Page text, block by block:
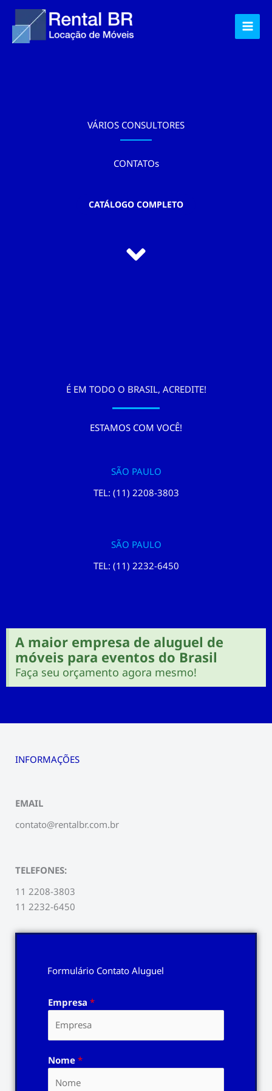
para
VÁRIOS CONSULTORES
CONTATOs
CATÁLOGO COMPLETO
É EM TODO O BRASIL, ACREDITE!
ESTAMOS COM VOCÊ!
SÃO PAULO
TEL: (11) 2208-3803
SÃO PAULO
TEL: (11) 2232-6450
A maior empresa de aluguel de
móveis para eventos do Brasil
Faça seu orçamento agora mesmo!
INFORMAÇÕES
EMAIL
contato@rentalbr.com.br
TELEFONES:
11 2208-3803
11 2232-6450
Formulário Contato Aluguel
Empresa *
Nome *